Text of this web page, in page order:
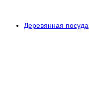
Деревянная посуда